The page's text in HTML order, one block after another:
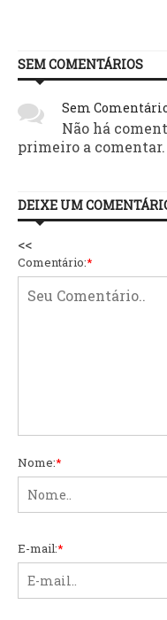
SEM COMENTÁRIOS
Sem
Não há
primeiro a comentar.
DEIXE UM
<<
Comentário:*
Nome:*
E-mail:*